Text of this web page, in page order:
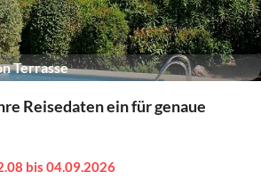
Terrasse
Reisedaten ein für genaue
bis 04.09.2026